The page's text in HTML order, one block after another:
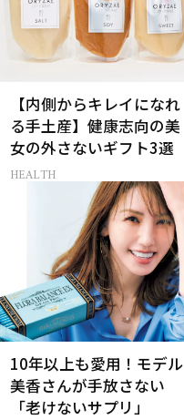
【内側からキレイになれ
る手土産】健康志向の美
女の外さないギフト3選
HEALTH
10年以上も愛用！モデル
美香さんが手放さない
「老けないサプリ」